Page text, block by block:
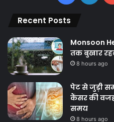
Recent Posts
Monsoon
तक बुखार
8 hours ago
पेट से जुड़ी
कैंसर की
समय
8 hours ago